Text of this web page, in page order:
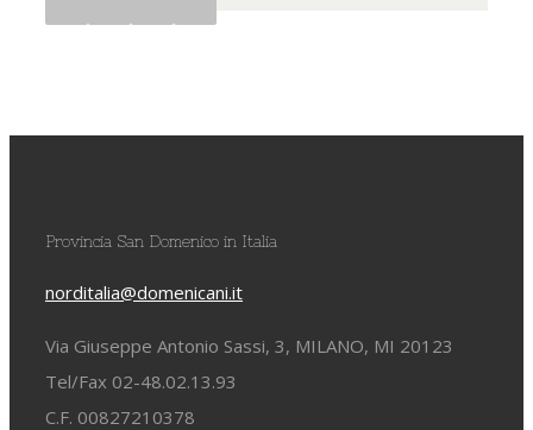
Provincia San Domenico in Italia
norditalia@domenicani.it
Via Giuseppe Antonio Sassi, 3, MILANO, MI 20123
Tel/Fax 02-48.02.13.93
C.F. 00827210378